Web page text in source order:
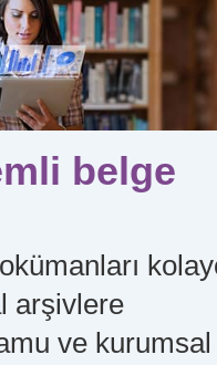
belge
arşivlere
ve kurumsal